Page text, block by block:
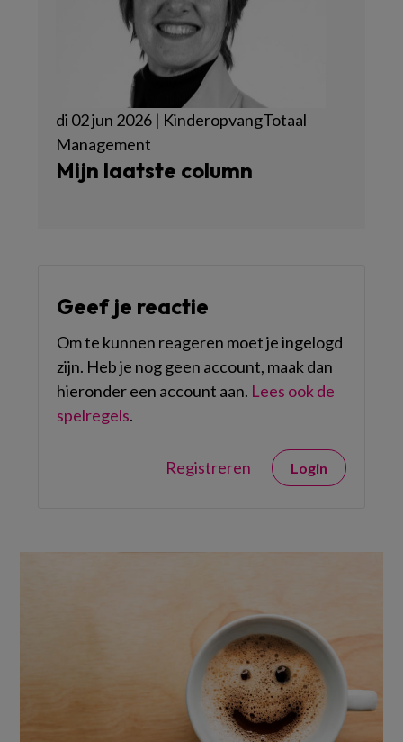
di 02 jun 2026 | KinderopvangTotaal
Management
Mijn laatste column
Geef je reactie
Om te kunnen reageren moet je ingelogd
zijn. Heb je nog geen account, maak dan
hieronder een account aan. Lees ook de
spelregels.
Registreren Login